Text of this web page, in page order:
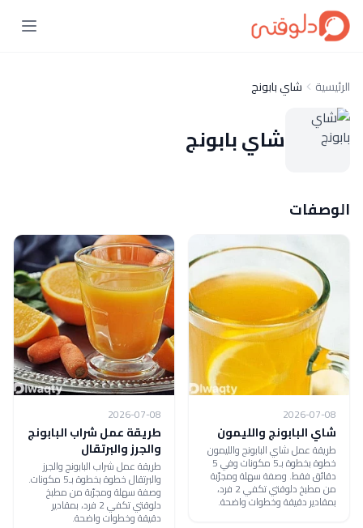
الرئيسية شاي بابونج
شاي بابونج
الوصفات
2026-07-08
شاي البابونج والليمون
طريقة عمل شاي البابونج والليمون
خطوة بخطوة بـ5 مكونات وفي 5
دقائق فقط. وصفة سهلة ومجرّبة
من مطبخ دلوقتي تكفي 2 فرد،
بمقادير دقيقة وخطوات واضحة.
2026-07-08
طريقة عمل شراب البابونج
والجرز والبرتقال
طريقة عمل شراب البابونج والجرز
والبرتقال خطوة بخطوة بـ5 مكونات.
وصفة سهلة ومجرّبة من مطبخ
دلوقتي تكفي 2 فرد، بمقادير
دقيقة وخطوات واضحة.